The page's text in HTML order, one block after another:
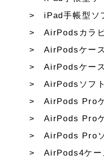
iPad手帳型ソ
AirPodsカラ
AirPodsケース
AirPodsケー
AirPodsソフ
AirPods Pro
AirPods Pro
AirPods Pro
AirPods4ケー